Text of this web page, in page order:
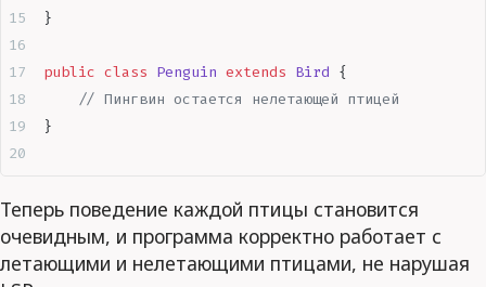
}
public class Penguin extends Bird {
    // Пингвин остается нелетающей птицей
}
Теперь поведение каждой птицы становится
очевидным, и программа корректно работает с
летающими и нелетающими птицами, не нарушая